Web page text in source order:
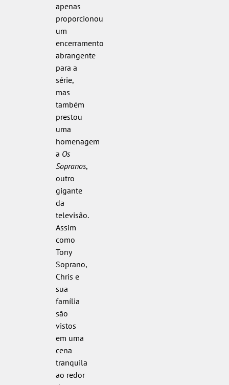
apenas
proporcionou
um
encerramento
abrangente
para a
série,
mas
também
prestou
uma
homenagem
a Os
Sopranos,
outro
gigante
da
televisão.
Assim
como
Tony
Soprano,
Chris e
sua
família
são
vistos
em uma
cena
tranquila
ao redor